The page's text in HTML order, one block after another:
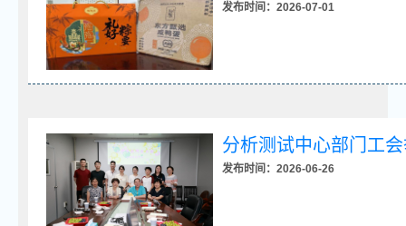
发布时间：2026-07-01
分析测试中心部门工
发布时间：2026-06-26